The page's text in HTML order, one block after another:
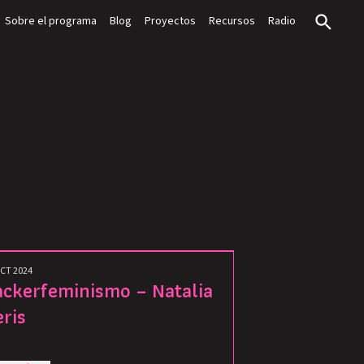
Sobre el programa Blog Proyectos Recursos Radio
2024
– Natalia